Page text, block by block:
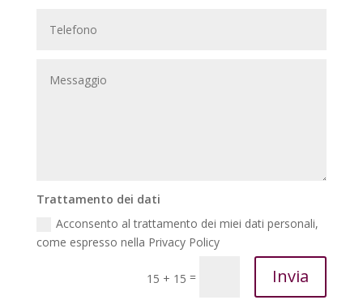
Trattamento dei dati
Acconsento al trattamento dei miei dati personali,
come espresso nella Privacy Policy
15 + 15 = Invia